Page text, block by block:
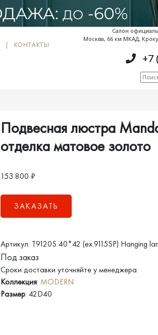
КОНТАКТЫ
Салон
Москва, 66 км МКАД,
+7
Подвесная люстра
отделка матовое золото
153 800 ₽
ЗАКАЗАТЬ
Артикул: T9120S 40*42 (ex.9115SP) Hanging
Под заказ
Сроки доставки уточняйте у менеджера
Коллекция: MODERN
Размер: 42D40